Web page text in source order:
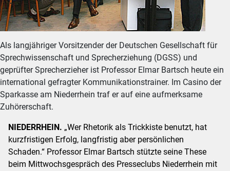
Als langjähriger Vorsitzender der Deutschen Gesellschaft für
Sprechwissenschaft und Sprecherziehung (DGSS) und
geprüfter Sprecherzieher ist Professor Elmar Bartsch heute ein
international gefragter Kommunikationstrainer. Im Casino der
Sparkasse am Niederrhein traf er auf eine aufmerksame
Zuhörerschaft.
NIEDERRHEIN. „Wer Rhetorik als Trickkiste benutzt, hat
kurzfristigen Erfolg, langfristig aber persönlichen
Schaden.“ Professor Elmar Bartsch stützte seine These
beim Mittwochsgespräch des Presseclubs Niederrhein mit